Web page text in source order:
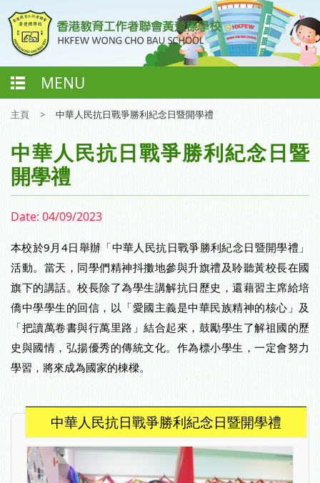
MENU
主頁 > 中華人民抗日戰爭勝利紀念日暨開學禮
中華人民抗日戰爭勝利紀念日暨
開學禮
Date: 04/09/2023
本校於9月4日舉辦「中華人民抗日戰爭勝利紀念日暨開學禮」
活動。當天，同學們精神抖擻地參與升旗禮及聆聽黃校長在國
旗下的講話。校長除了為學生講解抗日歷史，還藉習主席給培
僑中學學生的回信，以「愛國主義是中華民族精神的核心」及
「把讀萬卷書與行萬里路」結合起來，鼓勵學生了解祖國的歷
史與國情，弘揚優秀的傳統文化。作為標小學生，一定會努力
學習，將來成為國家的棟樑。
中華人民抗日戰爭勝利紀念日暨開學禮